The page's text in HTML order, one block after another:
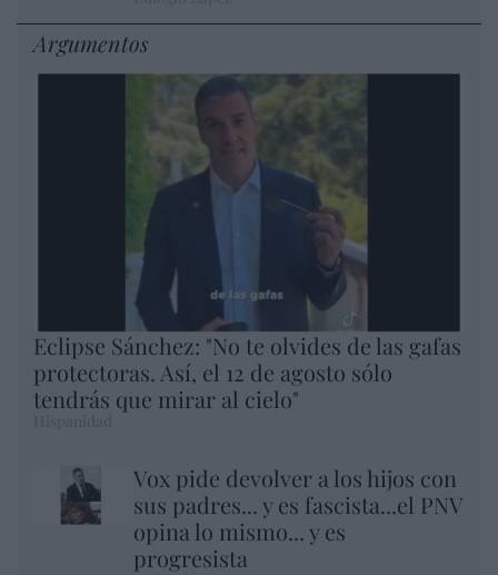
Argumentos
Eclipse Sánchez: "No te olvides de las gafas
protectoras. Así, el 12 de agosto sólo
tendrás que mirar al cielo"
Vox pide devolver a los hijos con
sus padres... y es fascista...el PNV
opina lo mismo... y es
progresista